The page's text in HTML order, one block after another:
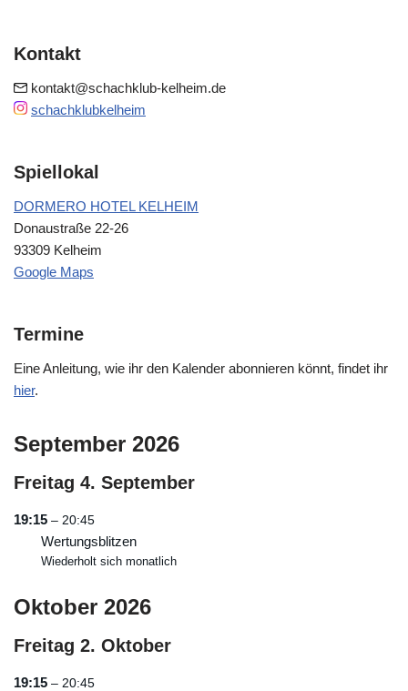
Kontakt
kontakt@schachklub-kelheim.de
schachklubkelheim
Spiellokal
DORMERO HOTEL KELHEIM
Donaustraße 22-26
93309 Kelheim
Google Maps
Termine
Eine Anleitung, wie ihr den Kalender abonnieren könnt, findet ihr
hier.
September 2026
Freitag 4. September
19:15 – 20:45
Wertungsblitzen
Wiederholt sich monatlich
Oktober 2026
Freitag 2. Oktober
19:15 – 20:45